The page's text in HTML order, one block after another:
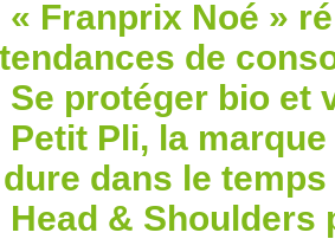
« Franprix Noé »
de
Se protéger bio et
Petit Pli, la
dans le temps
Head & Shoulders